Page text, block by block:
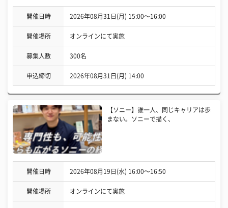
開催日時 2026年08月31日(月) 15:00〜16:00
開催場所 オンラインにて実施
募集人数 300名
申込締切 2026年08月31日(月) 14:00
【ソニー】誰一人、同じキャリアは歩
まない。ソニーで描く、
開催日時 2026年08月19日(水) 16:00〜16:50
開催場所 オンラインにて実施